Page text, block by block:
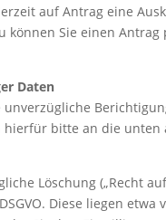
auf Antrag eine
können Sie einen
Daten
unverzügliche
hierfür bitte an die
Löschung („Recht
Diese liegen